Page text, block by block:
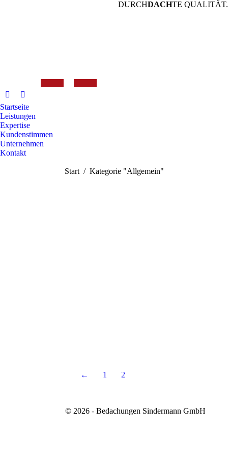
DURCHDACHTE QUALITÄT.
Startseite
Leistungen
Expertise
Kundenstimmen
Unternehmen
Kontakt
Sie befinden sich hier:
Start Kategorie "Allgemein"
← 1 2
© 2026 - Bedachungen Sindermann GmbH